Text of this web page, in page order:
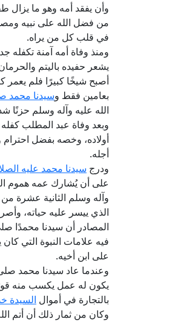
وأن يفقد أمه وهو ما يزال
من فضل الله على نبيه
في قلب كل من يراه.
ومنذ وفاة أمه آمنة تكفله
يشعر حفيده باليتم
أصبح شيخًا كبيرًا فلم يعمر
بعامين فقط وسيدنا محمد
الله عليه وآله وسلم حزنًا
وبعد وفاة عبد المطلب
أولاده، وخصه بفضل
أجله.
ودرج سيدنا محمد عليه
على أن يُشارك عمه هموم
وآله وسلم الثانية عشرة
الذي ييسر عليه حياته،
المصادر أن سيدنا محمدًا
فيه علامات النبوة التي
على ابن أخيه.
وعندما عاد سيدنا محمد
يكون له عمل يكسب منه
بالتجارة في أموال السيدة
وكان من ثمار ذلك أن أتم